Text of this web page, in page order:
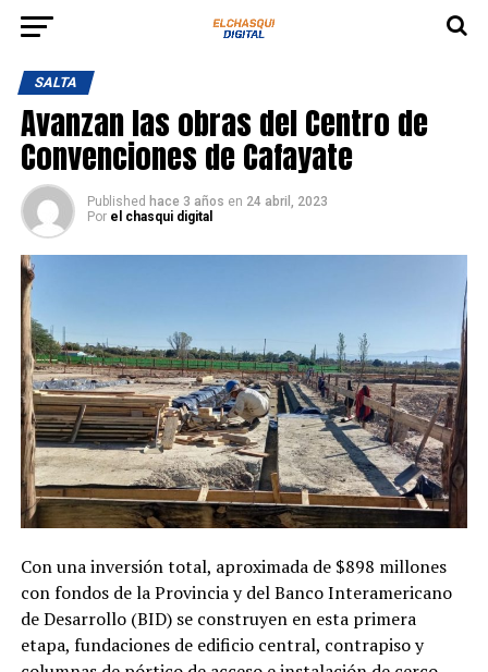
SALTA
Avanzan las obras del Centro de
Convenciones de Cafayate
Published hace 3 años en 24 abril, 2023
Por el chasqui digital
Con una inversión total, aproximada de $898 millones
con fondos de la Provincia y del Banco Interamericano
de Desarrollo (BID) se construyen en esta primera
etapa, fundaciones de edificio central, contrapiso y